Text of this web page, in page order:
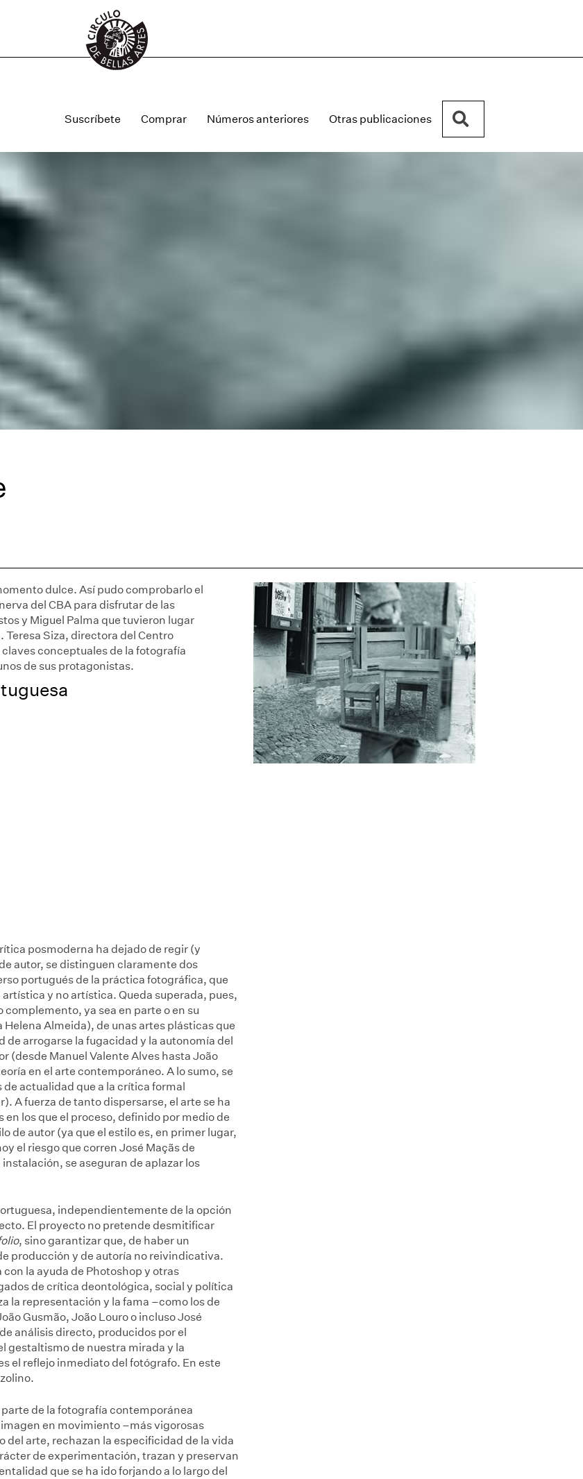
Suscríbete Comprar Números anteriores Otras publicaciones
dulce. Así pudo comprobarlo el
del CBA para disfrutar de las
y Miguel Palma que tuvieron lugar
Siza, directora del Centro
conceptuales de la fotografía
de sus protagonistas.
posmoderna ha dejado de regir (y
autor, se distinguen claramente dos
portugués de la práctica fotográfica, que
y no artística. Queda superada, pues,
ya sea en parte o en su
Almeida), de unas artes plásticas que
arrogarse la fugacidad y la autonomía del
(desde Manuel Valente Alves hasta João
en el arte contemporáneo. A lo sumo, se
actualidad que a la crítica formal
fuerza de tanto dispersarse, el arte se ha
los que el proceso, definido por medio de
de autor (ya que el estilo es, en primer lugar,
el riesgo que corren José Maçãs de
se aseguran de aplazar los
independientemente de la opción
El proyecto no pretende desmitificar
, sino garantizar que, de haber un
producción y de autoría no reivindicativa.
la ayuda de Photoshop y otras
de crítica deontológica, social y política
la representación y la fama –como los de
Gusmão, João Louro o incluso José
análisis directo, producidos por el
de nuestra mirada y la
el reflejo inmediato del fotógrafo. En este
de la fotografía contemporánea
en movimiento –más vigorosas
del arte, rechazan la especificidad de la vida
de experimentación, trazan y preservan
que se ha ido forjando a lo largo del